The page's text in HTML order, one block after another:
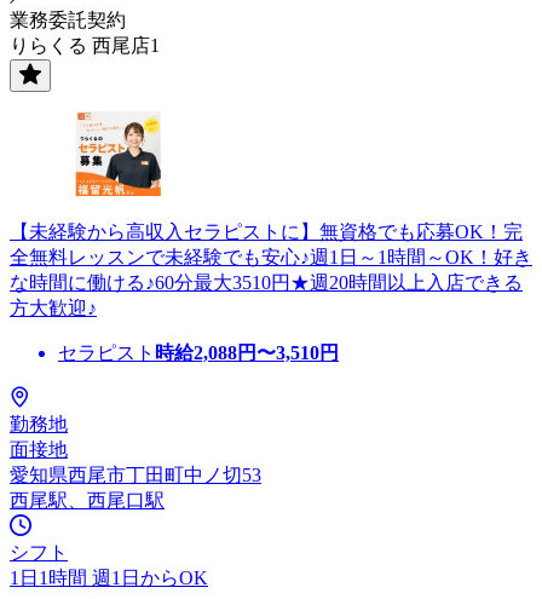
業務委託契約
りらくる 西尾店1
【未経験から高収入セラピストに】無資格でも応募OK！完
全無料レッスンで未経験でも安心♪週1日～1時間～OK！好き
な時間に働ける♪60分最大3510円★週20時間以上入店できる
方大歓迎♪
セラピスト 時給2,088円〜3,510円
勤務地
面接地
愛知県西尾市丁田町中ノ切53
西尾駅、西尾口駅
シフト
1日1時間 週1日からOK